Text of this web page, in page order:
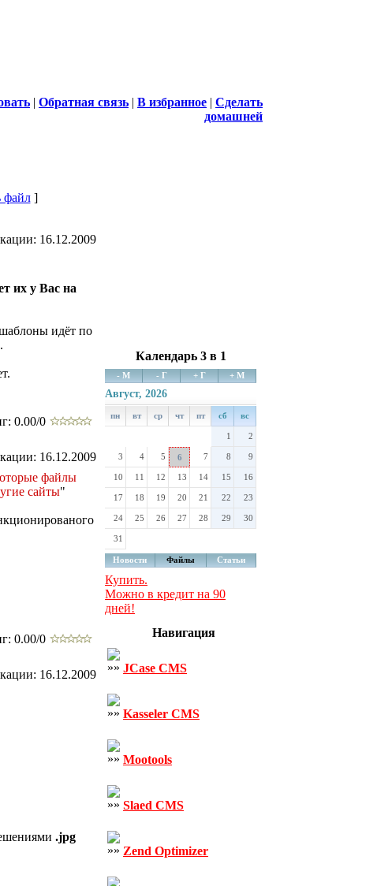
| Обратная связь | В избранное | Сделать
домашней
файл]
16.12.2009
их у Вас на
идёт по
0.00/0
16.12.2009
файлы
сайты"
0.00/0
16.12.2009
.jpg
Календарь 3 в 1
- М - Г + Г + М
Август, 2026
пн вт ср чт пт сб вс
1 2
3 4 5 6 7 8 9
10 11 12 13 14 15 16
17 18 19 20 21 22 23
24 25 26 27 28 29 30
31
Новости Файлы Статьи
Купить.
Можно в кредит на 90
дней!
Навигация
JCase CMS
Kasseler CMS
Mootools
Slaed CMS
Zend Optimizer